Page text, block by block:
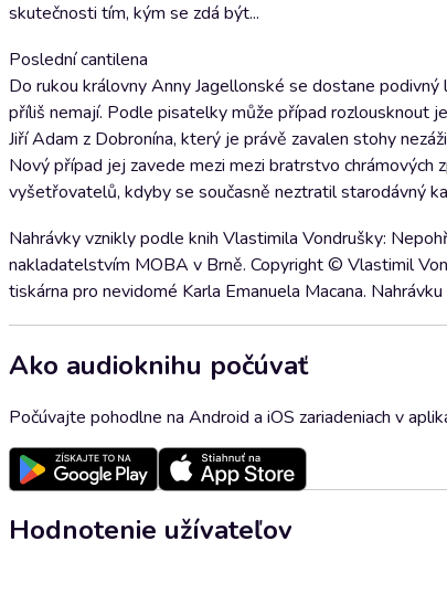
skutečnosti tím, kým se zdá být...
Poslední cantilena
Do rukou královny Anny Jagellonské se dostane
příliš nemají. Podle pisatelky může případ rozlousknout
Jiří Adam z Dobronína, který je právě zavalen stohy
Nový případ jej zavede mezi mezi bratrstvo chrámových
vyšetřovatelů, kdyby se současně neztratil starodávný
Nahrávky vznikly podle knih Vlastimila Vondrušky:
nakladatelstvím MOBA v Brně. Copyright © Vlastimil
tiskárna pro nevidomé Karla Emanuela Macana.
Ako audioknihu počúvať
Počúvajte pohodlne na Android a iOS zariadeniach v
Hodnotenie užívateľov